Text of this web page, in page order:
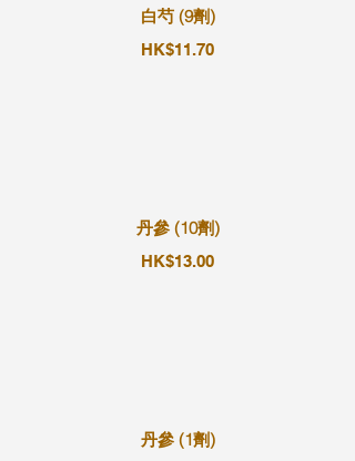
白芍 (9劑)
HK$11.70
丹參 (10劑)
HK$13.00
丹參 (1劑)